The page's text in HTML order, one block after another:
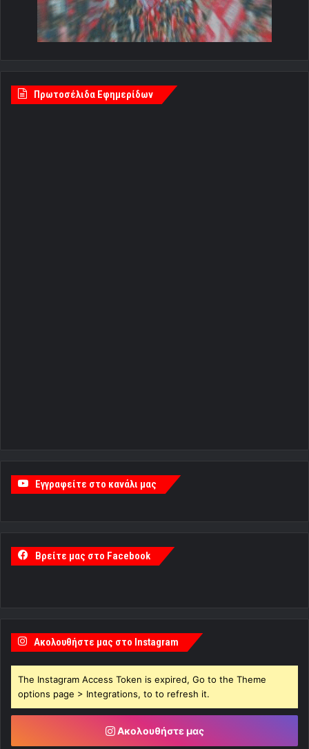
Πρωτοσέλιδα Εφημερίδων
Εγγραφείτε στο κανάλι μας
Βρείτε μας στο Facebook
Ακολουθήστε μας στο Instagram
The Instagram Access Token is expired, Go to the Theme
options page > Integrations, to to refresh it.
Ακολουθήστε μας